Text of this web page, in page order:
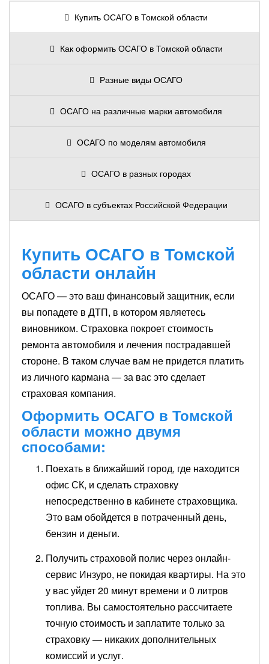
Купить ОСАГО в Томской области
Как оформить ОСАГО в Томской области
Разные виды ОСАГО
ОСАГО на различные марки автомобиля
ОСАГО по моделям автомобиля
ОСАГО в разных городах
ОСАГО в субъектах Российской Федерации
Купить ОСАГО в Томской
области онлайн
ОСАГО — это ваш финансовый защитник, если
вы попадете в ДТП, в котором являетесь
виновником. Страховка покроет стоимость
ремонта автомобиля и лечения пострадавшей
стороне. В таком случае вам не придется платить
из личного кармана — за вас это сделает
страховая компания.
Оформить ОСАГО в Томской
области можно двумя
способами:
Поехать в ближайший город, где находится
офис СК, и сделать страховку
непосредственно в кабинете страховщика.
Это вам обойдется в потраченный день,
бензин и деньги.
Получить страховой полис через онлайн-
сервис Инзуро, не покидая квартиры. На это
у вас уйдет 20 минут времени и 0 литров
топлива. Вы самостоятельно рассчитаете
точную стоимость и заплатите только за
страховку — никаких дополнительных
комиссий и услуг.